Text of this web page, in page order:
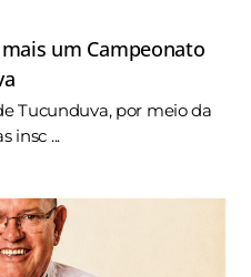
um Campeonato
Tucunduva, por meio da
insc ...